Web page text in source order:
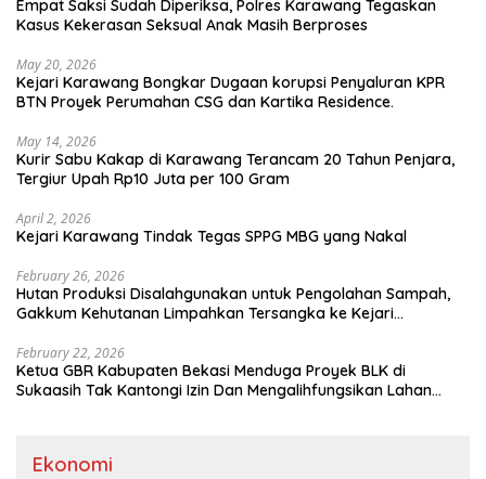
Empat Saksi Sudah Diperiksa, Polres Karawang Tegaskan
Kasus Kekerasan Seksual Anak Masih Berproses
May 20, 2026
Kejari Karawang Bongkar Dugaan korupsi Penyaluran KPR
BTN Proyek Perumahan CSG dan Kartika Residence.
May 14, 2026
Kurir Sabu Kakap di Karawang Terancam 20 Tahun Penjara,
Tergiur Upah Rp10 Juta per 100 Gram
April 2, 2026
Kejari Karawang Tindak Tegas SPPG MBG yang Nakal
February 26, 2026
Hutan Produksi Disalahgunakan untuk Pengolahan Sampah,
Gakkum Kehutanan Limpahkan Tersangka ke Kejari
February 22, 2026
Ketua GBR Kabupaten Bekasi Menduga Proyek BLK di
Sukaasih Tak Kantongi Izin Dan Mengalihfungsikan Lahan
Ekonomi